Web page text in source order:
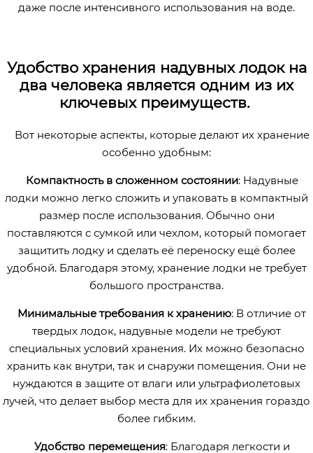
даже после интенсивного использования на воде.
Удобство хранения надувных лодок на
два человека является одним из их
ключевых преимуществ.
Вот некоторые аспекты, которые делают их хранение
особенно удобным:
Компактность в сложенном состоянии: Надувные
лодки можно легко сложить и упаковать в компактный
размер после использования. Обычно они
поставляются с сумкой или чехлом, который помогает
защитить лодку и сделать её переноску ещё более
удобной. Благодаря этому, хранение лодки не требует
большого пространства.
Минимальные требования к хранению: В отличие от
твердых лодок, надувные модели не требуют
специальных условий хранения. Их можно безопасно
хранить как внутри, так и снаружи помещения. Они не
нуждаются в защите от влаги или ультрафиолетовых
лучей, что делает выбор места для их хранения гораздо
более гибким.
Удобство перемещения: Благодаря легкости и